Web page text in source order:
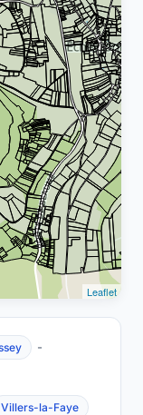
Leaflet
-
Villers-la-Faye